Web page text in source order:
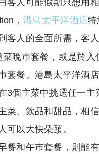
，港島太平洋酒店特
客人的全面所需，客
晚巿套餐，或是於入
套餐。港島太平洋酒
3個主菜中挑選任一主
菜、飲品和甜品，相
可以大快朵頤。
餐和午巿套餐，則能